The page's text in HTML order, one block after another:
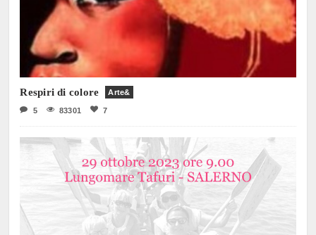
Respiri di colore Arte&
5 83301 7